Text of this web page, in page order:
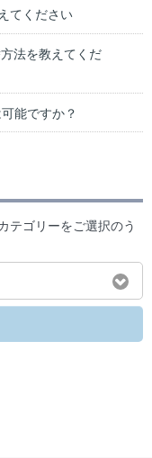
てください
法を教えてくだ
能ですか？
テゴリーをご選択のう